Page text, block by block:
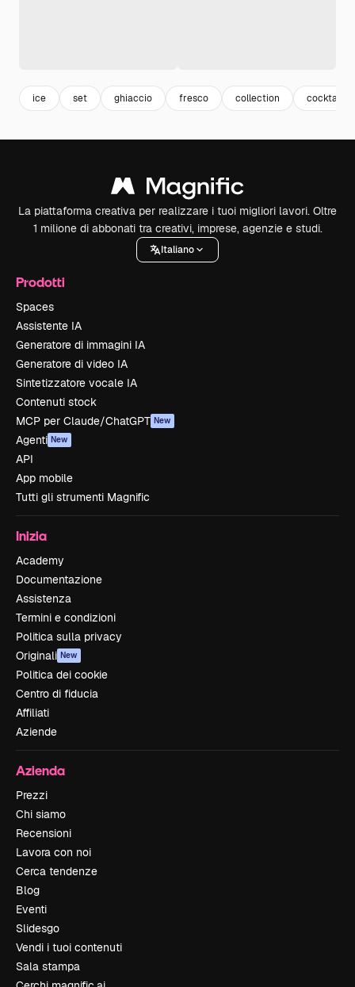
ice set ghiaccio fresco collection cocktail
La piattaforma creativa per realizzare i tuoi migliori lavori. Oltre
1 milione di abbonati tra creativi, imprese, agenzie e studi.
Italiano
Prodotti
Spaces
Assistente IA
Generatore di immagini IA
Generatore di video IA
Sintetizzatore vocale IA
Contenuti stock
MCP per Claude/ChatGPT New
Agenti New
API
App mobile
Tutti gli strumenti Magnific
Inizia
Academy
Documentazione
Assistenza
Termini e condizioni
Politica sulla privacy
Originali New
Politica dei cookie
Centro di fiducia
Affiliati
Aziende
Azienda
Prezzi
Chi siamo
Recensioni
Lavora con noi
Cerca tendenze
Blog
Eventi
Slidesgo
Vendi i tuoi contenuti
Sala stampa